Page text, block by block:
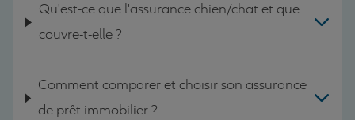
Qu'est-ce que l'assurance chien/chat et que
couvre-t-elle ?
Comment comparer et choisir son assurance
de prêt immobilier ?